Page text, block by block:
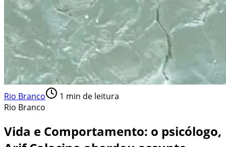
Rio Branco 1 min de leitura
Rio Branco
Vida e Comportamento: o psicólogo,